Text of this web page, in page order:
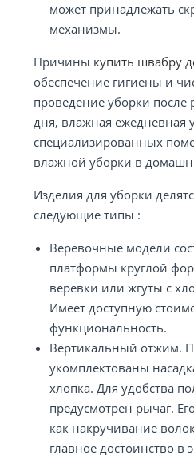
может принадлежать
механизмы.
Причины купить швабру
обеспечение гигиены и
проведение уборки после
дня, влажная ежедневная
специализированных
влажной уборки в
Изделия для уборки
следующие типы :
Веревочные модели
платформы круглой
веревки или жгуты с
Имеет доступную
функциональность.
Вертикальный отжим.
укомплектованы
хлопка. Для удобства
предусмотрен рычаг.
как накручивание
главное достоинство в